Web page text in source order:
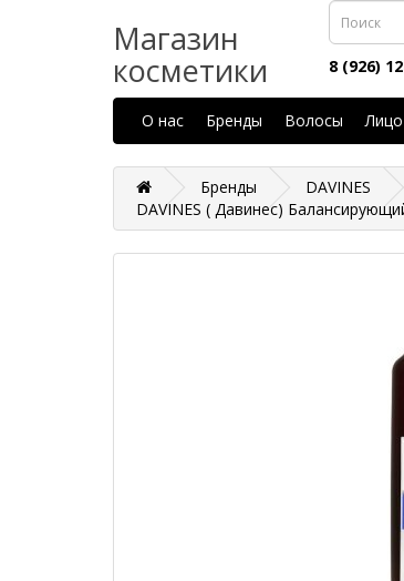
Магазин
косметики 8 (926)
О нас Бренды Волосы Лицо
Бренды DAVINES
DAVINES ( Давинес)